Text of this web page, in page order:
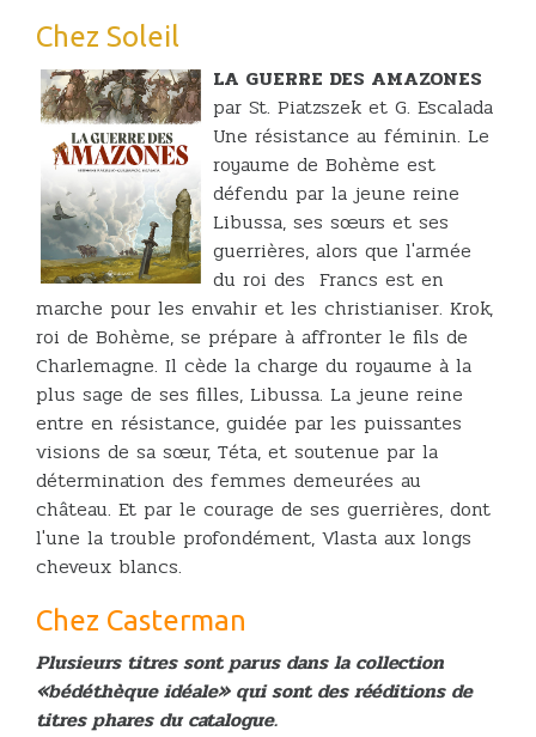
Chez Soleil
LA GUERRE DES AMAZONES
par St. Piatzszek et G. Escalada
Une résistance au féminin. Le
royaume de Bohème est
défendu par la jeune reine
Libussa, ses sœurs et ses
guerrières, alors que l'armée
du roi des Francs est en
marche pour les envahir et les christianiser. Krok,
roi de Bohème, se prépare à affronter le fils de
Charlemagne. Il cède la charge du royaume à la
plus sage de ses filles, Libussa. La jeune reine
entre en résistance, guidée par les puissantes
visions de sa sœur, Téta, et soutenue par la
détermination des femmes demeurées au
château. Et par le courage de ses guerrières, dont
l'une la trouble profondément, Vlasta aux longs
cheveux blancs.
Chez Casterman
Plusieurs titres sont parus dans la collection
«bédéthèque idéale» qui sont des rééditions de
titres phares du catalogue.